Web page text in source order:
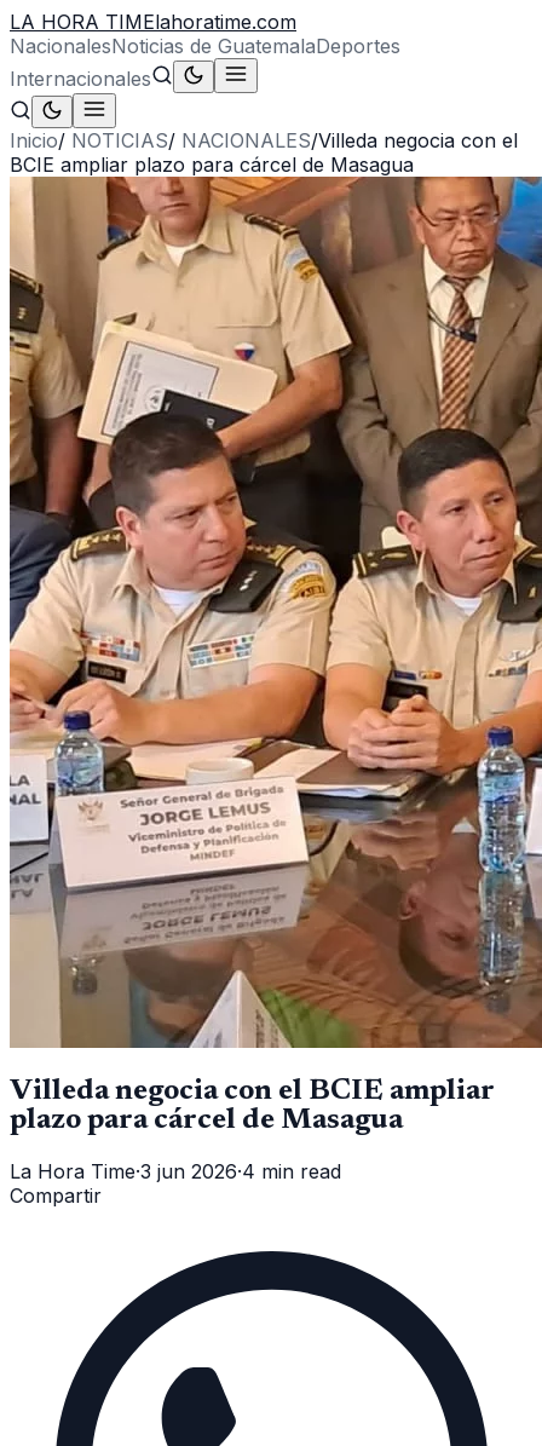
LA HORA TIMElahoratime.com
NacionalesNoticias de GuatemalaDeportes
Internacionales
Inicio/ NOTICIAS/ NACIONALES/Villeda negocia con el
BCIE ampliar plazo para cárcel de Masagua
Villeda negocia con el BCIE ampliar
plazo para cárcel de Masagua
La Hora Time·3 jun 2026·4 min read
Compartir